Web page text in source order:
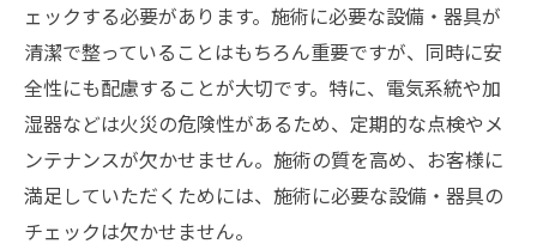
ェックする必要があります。施術に必要な設備・器具が
清潔で整っていることはもちろん重要ですが、同時に安
全性にも配慮することが大切です。特に、電気系統や加
湿器などは火災の危険性があるため、定期的な点検やメ
ンテナンスが欠かせません。施術の質を高め、お客様に
満足していただくためには、施術に必要な設備・器具の
チェックは欠かせません。